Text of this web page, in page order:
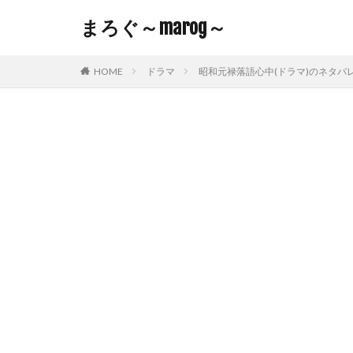
まろぐ～marog～
HOME ドラマ 昭和元禄落語心中(ドラマ)のネタバ